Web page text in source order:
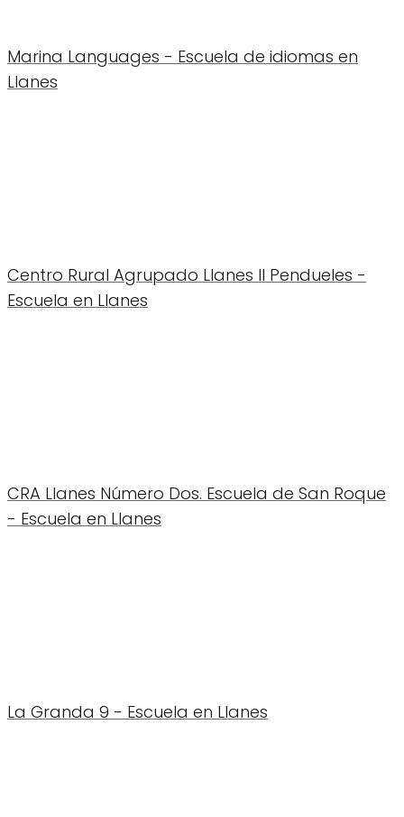
Marina Languages - Escuela de idiomas en
Llanes
Centro Rural Agrupado Llanes II Pendueles -
Escuela en Llanes
CRA Llanes Número Dos. Escuela de San Roque
- Escuela en Llanes
La Granda 9 - Escuela en Llanes